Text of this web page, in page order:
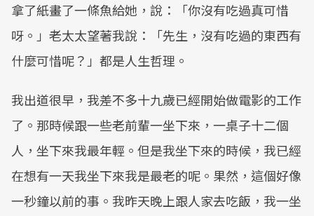
拿了紙畫了一條魚給她，說：「你沒有吃過真可惜
呀。」老太太望著我說：「先生，沒有吃過的東西有
什麼可惜呢？」都是人生哲理。
我出道很早，我差不多十九歲已經開始做電影的工作
了。那時候跟一些老前輩一坐下來，一桌子十二個
人，坐下來我最年輕。但是我坐下來的時候，我已經
在想有一天我坐下來我是最老的呢。果然，這個好像
一秒鐘以前的事。我昨天晚上跟人家去吃飯，我一坐